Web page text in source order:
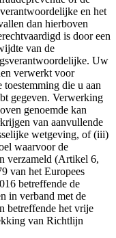
en het
dan hierboven
is door een
van de
Uw
verwerkt voor
die u aan
gegeven. Verwerking
genoemde kan
van aanvullende
wetgeving, of (iii)
waarvoor de
verzameld (Artikel 6,
van het Europees
betreffende de
in verband met de
betreffende het vrije
van Richtlijn